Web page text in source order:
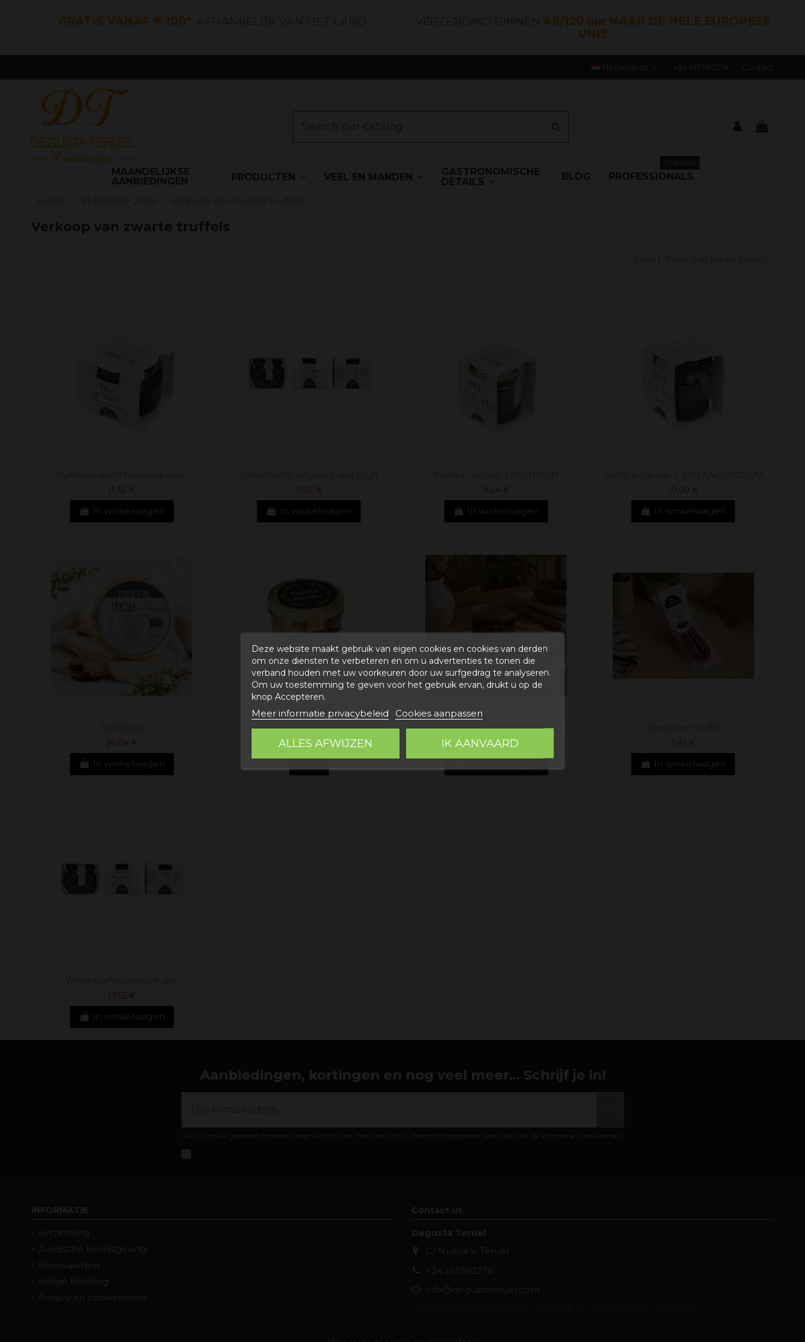
GRATIS VANAF € 100*
48/120 uur NAAR DE HELE EUROPESE
UNIE
Nederlands +34 613982278 Contact
MAANDELIJKSE
AANBIEDINGEN
PRODUCTEN VEEL EN MANDEN
GASTRONOMISCHE
DETAILS
BLOG PROFESSIONALS
TOEGAN
Verkoop van zwarte truffels
11,36 €
In winkelwagen
11,36 €
In winkelwagen
8,64 €
In winkelwagen
19,09 €
In winkelwagen
24,04 €
In winkelwagen
kwartel-ingelegde-salade
9,09 €
Eendenpaté met zwarte truffel
13,18 €
5,41 €
In winkelwagen
19,55 €
In winkelwagen
Aanbiedingen, kortingen en nog veel meer... Schrijf je in!
Deze website maakt gebruik van eigen cookies en cookies van derden
om onze diensten te verbeteren en om u advertenties te tonen die
verband houden met uw voorkeuren door uw surfgedrag te analyseren.
Om uw toestemming te geven voor het gebruik ervan, drukt u op de
knop Accepteren.
Meer informatie privacybeleid Cookies aanpassen
ALLES AFWIJZEN IK AANVAARD
INFORMATIE
verzending
Juridische kennisgeving
Voorwaarden
Veilige Betaling
Privacy en cookiebeleid
Contact us
Degusta Teruel
C/ Nueva 5, Teruel
+34 613982278
info@degustateruel.com